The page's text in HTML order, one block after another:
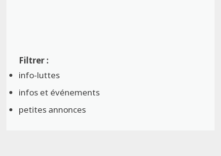
info-luttes
infos et événements
petites annonces